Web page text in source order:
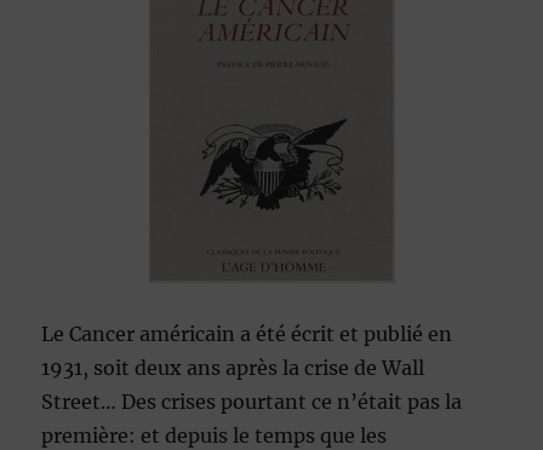
Le Cancer américain a été écrit et publié en
1931, soit deux ans après la crise de Wall
Street… Des crises pourtant ce n’était pas la
première: et depuis le temps que les